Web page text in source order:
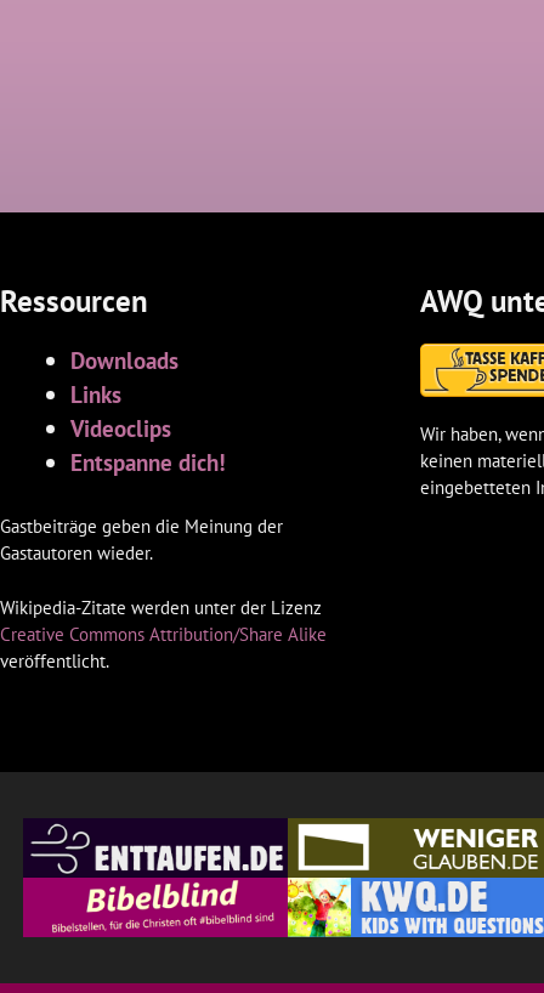
Ressourcen
Downloads
Links
Videoclips
Entspanne dich!
Gastbeiträge geben die Meinung der
Gastautoren wieder.
Wikipedia-Zitate werden unter der Lizenz
Creative Commons Attribution/Share Alike
veröffentlicht.
AWQ
Wir haben,
keinen
eingebetteten